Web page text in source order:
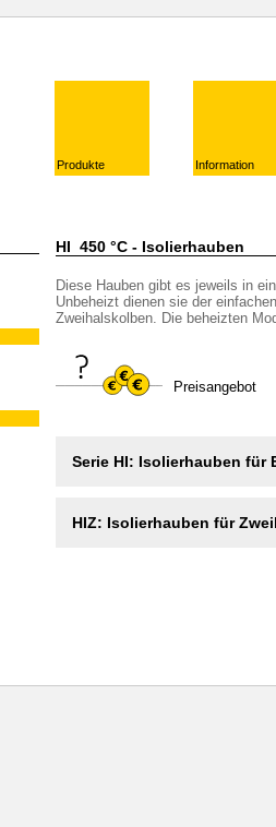
Produkte Information
HI ­ 450 °C - Isolierhauben
Diese Hauben gibt es jeweils in
Unbeheizt dienen sie der
Zweihalskolben. Die beheizten
Preisangebot
Serie HI: Isolierhauben für
HIZ: Isolierhauben für